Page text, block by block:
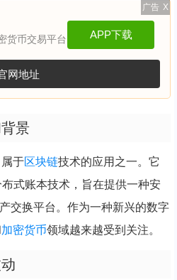
广告 X
货币交易平台 APP下载
网地址
景
于区块链技术的应用之一。它
式账本技术，旨在提供一种安
交换平台。作为一种新兴的数字
加密货币领域越来越受到关注。